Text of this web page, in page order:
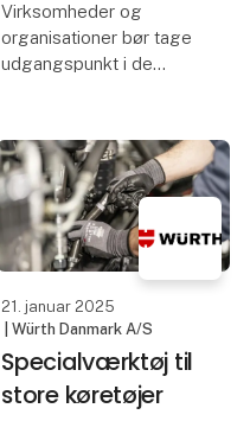
Virksomheder og
organisationer bør tage
udgangspunkt i de
allerede har, inden de
køber ladestandere til
elbiler. Ved at knytte
ladestanderne tættere til
drift
21. januar 2025
| Würth Danmark A/S
Specialværktøj til
store køretøjer